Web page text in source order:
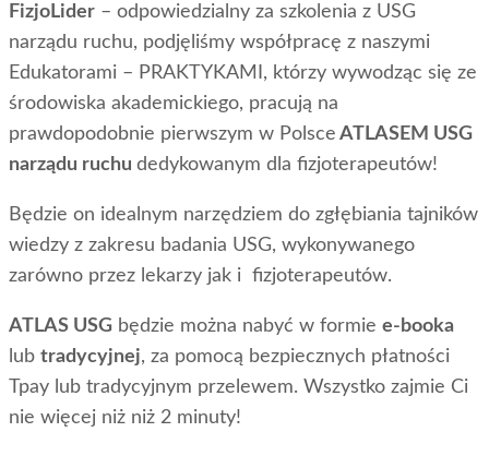
FizjoLider – odpowiedzialny za szkolenia z USG
narządu ruchu, podjęliśmy współpracę z naszymi
Edukatorami – PRAKTYKAMI, którzy wywodząc się ze
środowiska akademickiego, pracują na
prawdopodobnie pierwszym w Polsce ATLASEM USG
narządu ruchu dedykowanym dla fizjoterapeutów!
Będzie on idealnym narzędziem do zgłębiania tajników
wiedzy z zakresu badania USG, wykonywanego
zarówno przez lekarzy jak i fizjoterapeutów.
ATLAS USG będzie można nabyć w formie e-booka
lub tradycyjnej, za pomocą bezpiecznych płatności
Tpay lub tradycyjnym przelewem. Wszystko zajmie Ci
nie więcej niż niż 2 minuty!